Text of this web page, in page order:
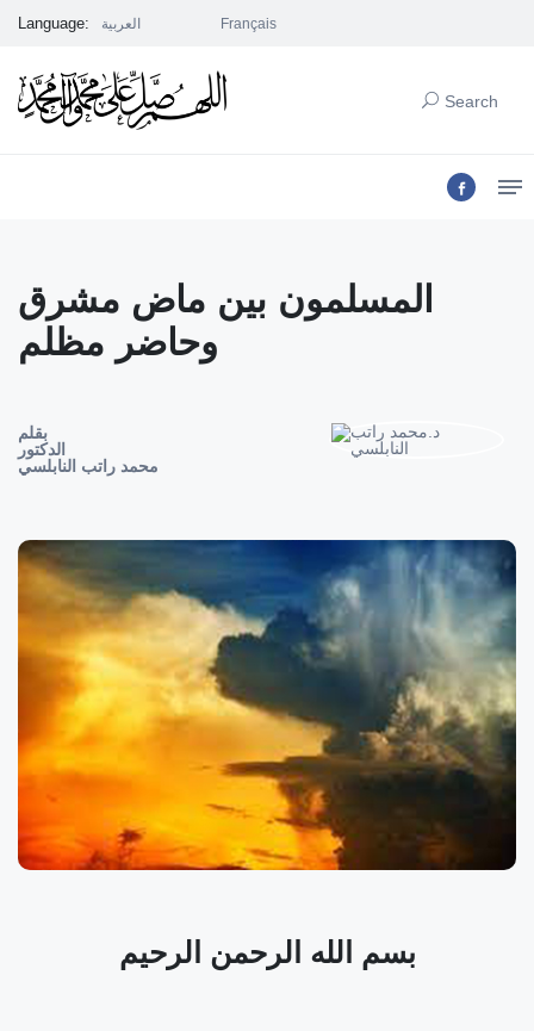
Language: العربية Français
Search
المسلمون بين ماض مشرق
وحاضر مظلم
بقلم
الدكتور
محمد راتب النابلسي
بسم الله الرحمن الرحيم